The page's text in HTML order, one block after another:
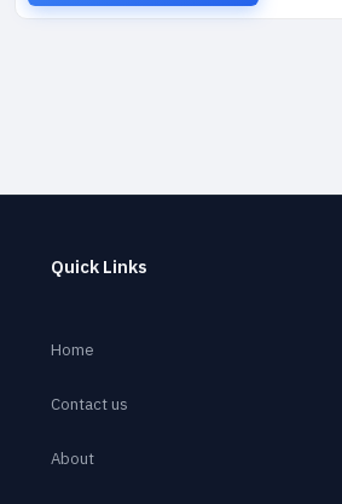
Quick Links
Home
Contact us
About